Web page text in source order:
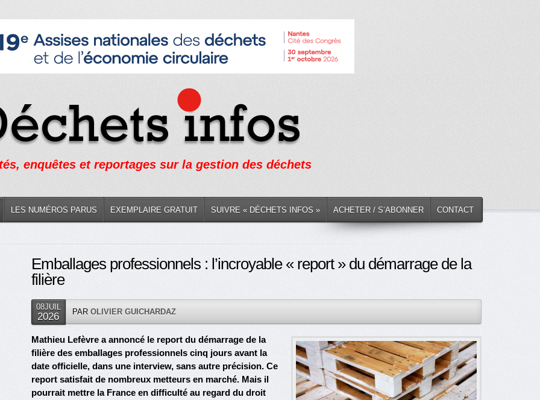
enquêtes et reportages sur la gestion des déchets
LES NUMÉROS PARUS EXEMPLAIRE GRATUIT SUIVRE « DÉCHETS INFOS » ACHETER / S’ABONNER CONTACT
Emballages professionnels : l’incroyable « report » du démarrage de la
filière
08JUIL
2026 PAR OLIVIER GUICHARDAZ
Mathieu Lefèvre a annoncé le report du démarrage de la
filière des emballages professionnels cinq jours avant la
date officielle, dans une interview, sans autre précision. Ce
report satisfait de nombreux metteurs en marché. Mais il
pourrait mettre la France en difficulté au regard du droit